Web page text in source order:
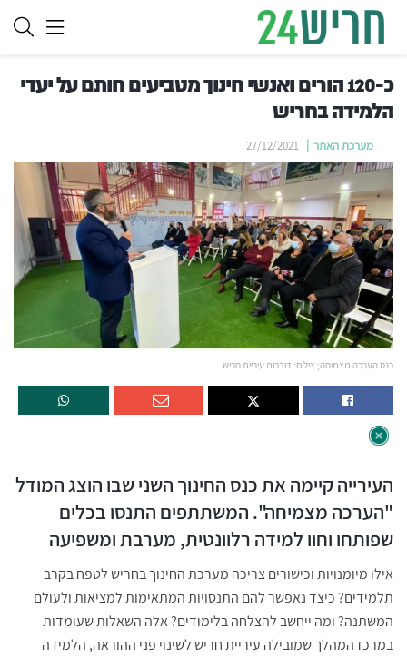
כ-120 הורים ואנשי חינוך מטביעים חותם על יעדי
הלמידה בחריש
מערכת האתר 27/12/2021
כנס הערכה מצמיחה; צילום: דוברות עיריית חריש
העירייה קיימה את כנס החינוך השני שבו הוצג המודל
"הערכה מצמיחה". המשתתפים התנסו בכלים
שפותחו וחוו למידה רלוונטית, מערבת ומשפיעה
אילו מיומנויות וכישורים צריכה מערכת החינוך בחריש לטפח בקרב
תלמידים? כיצד נאפשר להם התנסויות המתאימות למציאות ולעולם
המשתנה? ומה ייחשב להצלחה בלימודים? אלה השאלות שעומדות
במרכז המהלך שמובילה עיריית חריש לשינוי פני ההוראה, הלמידה